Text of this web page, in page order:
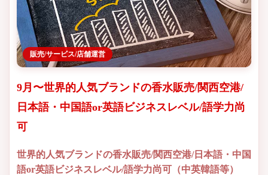
販売/サービス/店舗運営
9月〜世界的人気ブランドの香水販売/関西空港/
日本語・中国語or英語ビジネスレベル/語学力尚
可
世界的人気ブランドの香水販売/関西空港/日本語・中国
語or英語ビジネスレベル/語学力尚可（中英韓語等）